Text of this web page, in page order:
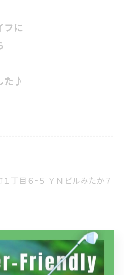
フに
た♪
丁目６−５ ＹＮビルみたか７
丁目１０−７ ソレイユ高島平